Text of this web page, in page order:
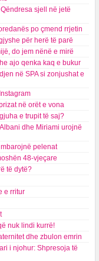
sjell në jetë
po çmend rrjetin
për herë të parë
do jem nënë e mirë
ajo qenka kaq e bukur
në SPA si zonjushat e
në orët e vona
e trupit të saj?
dhe Miriami urojnë
pelenat
48-vjeçare
të dytë?
e rritur
nuk lindi kurrë!
dhe zbulon emrin
i njohur: Shpresoja të